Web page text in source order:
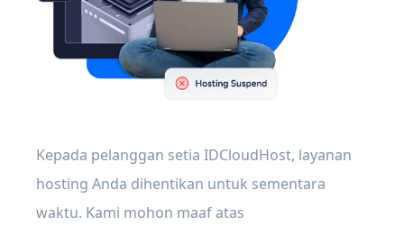
Kepada pelanggan setia IDCloudHost, layanan
hosting Anda dihentikan untuk sementara
waktu. Kami mohon maaf atas